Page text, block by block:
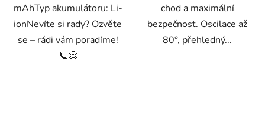
mAhTyp akumulátoru: Li-
ionNevíte si rady? Ozvěte
se – rádi vám poradíme!
📞😊
chod a maximální
bezpečnost. Oscilace až
80°, přehledný...